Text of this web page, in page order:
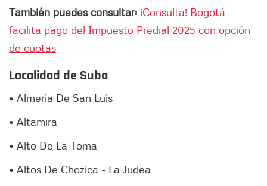
También puedes consultar: ¡Consulta! Bogotá
facilita pago del Impuesto Predial 2025 con opción
de cuotas
Localidad de Suba
• Almería De San Luís
• Altamira
• Alto De La Toma
• Altos De Chozica - La Judea